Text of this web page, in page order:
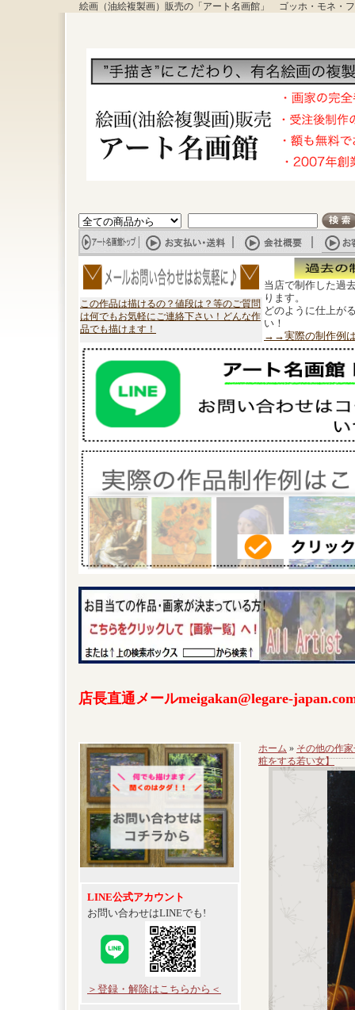
絵画（油絵複製画）販売の「アート名画館」 ゴッホ・モネ・
この作品は描けるの？値段は？等のご質問
は何でもお気軽にご連絡下さい！どんな作
品でも描けます！
当店で制作した過
ります。
どのように仕上が
い！
→→実際の制作例
店長直通メールmeigakan@legare-
LINE公式アカウント
お問い合わせはLINEでも!
＞登録・解除はこちらから＜
ホーム » その他の作
粧をする若い女】